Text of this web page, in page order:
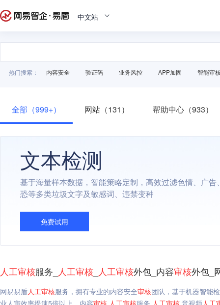
中文站
热门搜索： 内容安全 验证码 业务风控 APP加固 智能审
全部（999+） 网站（131） 帮助中心（933）
文本检测
基于海量样本数据，智能策略定制，高效过滤色情、广告
恐等多类垃圾文字及敏感词、违禁变种
免费试用
人工审核服务_ 人工审核 人工审核外包_内容审核外包_
网易易盾人工审核服务，拥有专业的内容安全审核团队，基于机器智能
业人审效率提速5倍以上。内容审核,人工审核服务,人工审核,音视频人工